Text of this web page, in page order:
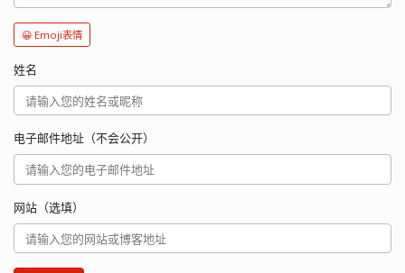
😀 Emoji表情
姓名
电子邮件地址（不会公开）
网站（选填）